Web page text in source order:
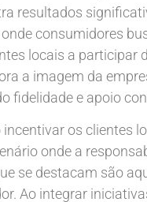
resultados
consumidores
locais a participar
a imagem da
fidelidade e apoio
os clientes
onde a
se destacam são
Ao integrar